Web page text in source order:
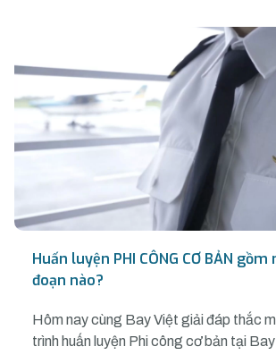
Huấn luyện PHI CÔNG CƠ BẢN
đoạn nào?
Hôm nay cùng Bay Việt giải đáp thắc
trình huấn luyện Phi công cơ bản tại